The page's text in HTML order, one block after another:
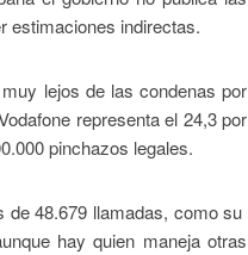
estimaciones indirectas.
lejos de las condenas por
representa el 24,3 por
pinchazos legales.
de 48.679 llamadas, como su
hay quien maneja otras